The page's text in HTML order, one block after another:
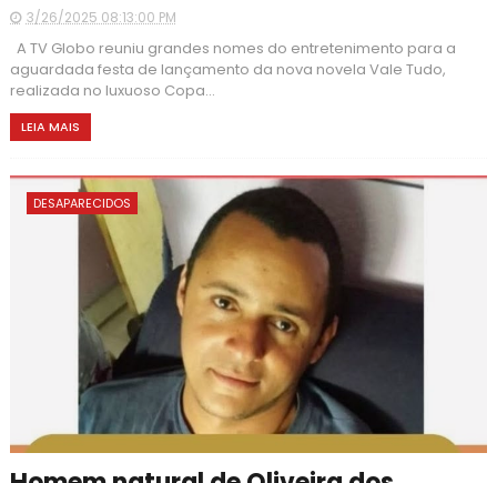
3/26/2025 08:13:00 PM
A TV Globo reuniu grandes nomes do entretenimento para a
aguardada festa de lançamento da nova novela Vale Tudo,
realizada no luxuoso Copa...
LEIA MAIS
DESAPARECIDOS